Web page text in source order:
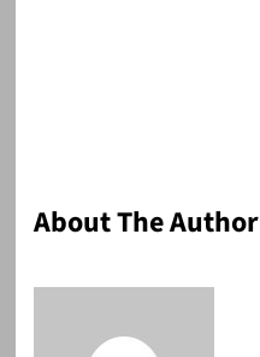
About The Author